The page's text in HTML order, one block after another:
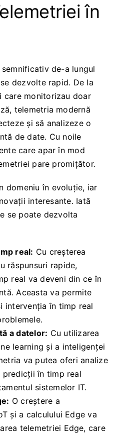
în
de-a lungul
dezvolte rapid. De la
care monitorizau doar
telemetria modernă
și să analizeze o
de date. Cu noile
care apar în mod
pare promițător.
domeniu în evoluție, iar
interesante. Iată
se poate dezvolta
real: Cu creșterea
răspunsuri rapide,
real va deveni din ce în
Aceasta va permite
intervenția în timp real
a datelor: Cu utilizarea
learning și a inteligenței
va putea oferi analize
predicții în timp real
sistemelor IT.
O creștere a
și a calculului Edge va
telemetriei Edge, care